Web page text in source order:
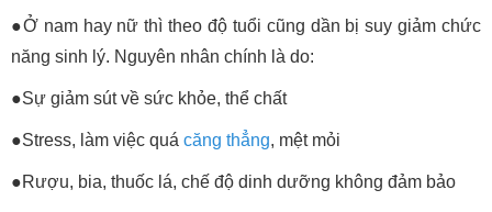
●Ở nam hay nữ thì theo độ tuổi cũng dần bị suy giảm chức
năng sinh lý. Nguyên nhân chính là do:
●Sự giảm sút về sức khỏe, thể chất
●Stress, làm việc quá căng thẳng, mệt mỏi
●Rượu, bia, thuốc lá, chế độ dinh dưỡng không đảm bảo